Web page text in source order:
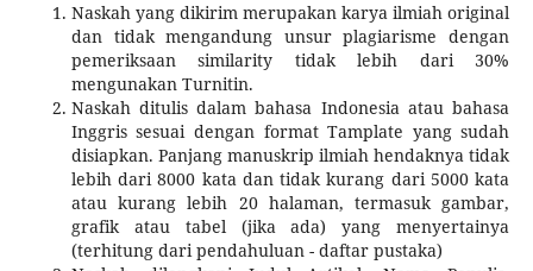
Naskah yang dikirim merupakan karya ilmiah original
dan tidak mengandung unsur plagiarisme dengan
pemeriksaan similarity tidak lebih dari 30%
mengunakan Turnitin.
Naskah ditulis dalam bahasa Indonesia atau bahasa
Inggris sesuai dengan format Tamplate yang sudah
disiapkan. Panjang manuskrip ilmiah hendaknya tidak
lebih dari 8000 kata dan tidak kurang dari 5000 kata
atau kurang lebih 20 halaman, termasuk gambar,
grafik atau tabel (jika ada) yang menyertainya
(terhitung dari pendahuluan - daftar pustaka)